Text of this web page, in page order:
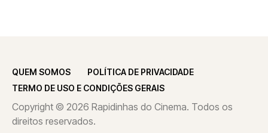
QUEM SOMOS
POLÍTICA DE PRIVACIDADE
TERMO DE USO E CONDIÇÕES GERAIS
Copyright © 2026 Rapidinhas do Cinema. Todos os
direitos reservados.